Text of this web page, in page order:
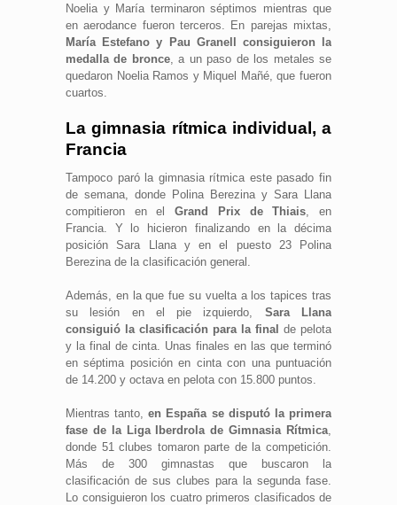
Noelia y María terminaron séptimos mientras que
en aerodance fueron terceros. En parejas mixtas,
María Estefano y Pau Granell consiguieron la
medalla de bronce, a un paso de los metales se
quedaron Noelia Ramos y Miquel Mañé, que fueron
cuartos.
La gimnasia rítmica individual, a
Francia
Tampoco paró la gimnasia rítmica este pasado fin
de semana, donde Polina Berezina y Sara Llana
compitieron en elGrand Prix de Thiais, en
Francia. Y lo hicieron finalizando en la décima
posición Sara Llana y en el puesto 23 Polina
Berezina de la clasificación general.
Además, en la que fue su vuelta a los tapices tras
su lesión en el pie izquierdo, Sara Llana
consiguió la clasificación para la final de pelota
y la final de cinta. Unas finales en las que terminó
en séptima posición en cinta con una puntuación
de 14.200 y octava en pelota con 15.800 puntos.
Mientras tanto,en España se disputó la primera
fase de la Liga Iberdrola de Gimnasia Rítmica,
donde 51 clubes tomaron parte de la competición.
Más de 300 gimnastas que buscaron la
clasificación de sus clubes para la segunda fase.
Lo consiguieron los cuatro primeros clasificados de